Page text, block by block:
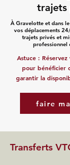
trajets
À Gravelotte et dans
vos déplacements
trajets privés et
professionnel
Astuce :
pour bénéficier
garantir la
faire
Transferts